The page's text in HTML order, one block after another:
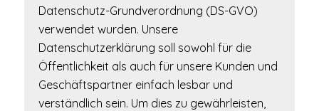
Datenschutz-Grundverordnung (DS-GVO)
verwendet wurden. Unsere
Datenschutzerklärung soll sowohl für die
Öffentlichkeit als auch für unsere Kunden und
Geschäftspartner einfach lesbar und
verständlich sein. Um dies zu gewährleisten,